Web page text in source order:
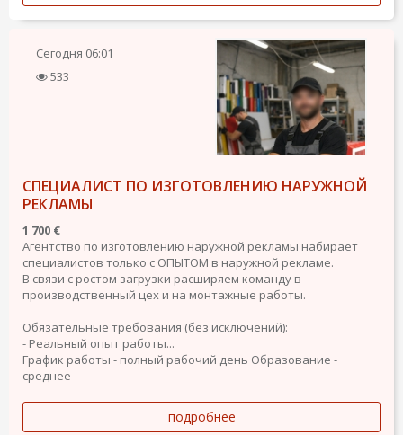
Сегодня 06:01
533
СПЕЦИАЛИСТ ПО ИЗГОТОВЛЕНИЮ НАРУЖНОЙ
РЕКЛАМЫ
1 700 €
Агентство по изготовлению наружной рекламы набирает
специалистов только с ОПЫТОМ в наружной рекламе.
В связи с ростом загрузки расширяем команду в
производственный цех и на монтажные работы.
Обязательные требования (без исключений):
- Реальный опыт работы...
График работы - полный рабочий день Образование -
среднее
подробнее